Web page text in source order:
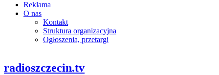
Reklama
O nas
Kontakt
Struktura organizacyjna
Ogłoszenia, przetargi
radioszczecin.tv